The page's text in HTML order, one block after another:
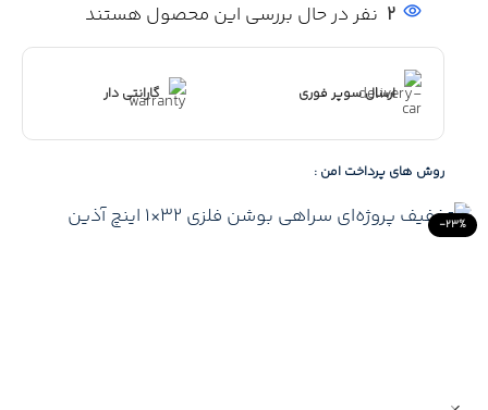
-23%
2 نفر در حال بررسی این محصول هستند
ارسال سوپر فوری گارانتی دار
روش های پرداخت امن :